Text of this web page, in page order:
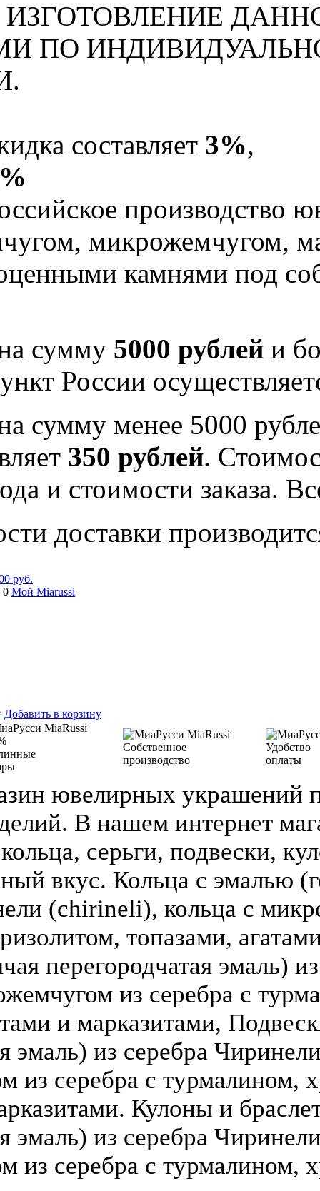
ПО
составляет 3%,
производство
микрожемчугом,
камнями под
сумму 5000 рублей и
России
сумму менее 5000
350 рублей.
и стоимости заказа.
доставки
руб.
0 Мой Miarussi
Добавить в корзину
Собственное
производство
Удобство
оплаты
ювелирных украшений
В нашем интернет
серьги, подвески,
вкус. Кольца с эмалью
(chirineli), кольца с
топазами,
перегородчатая эмаль)
из серебра с
и марказитами,
эмаль) из серебра
из серебра с турмалином,
Кулоны и
эмаль) из серебра
из серебра с турмалином,